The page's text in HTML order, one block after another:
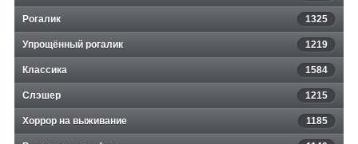
Рогалик 1325
Упрощённый рогалик 1219
Классика 1584
Слэшер 1215
Хоррор на выживание 1185